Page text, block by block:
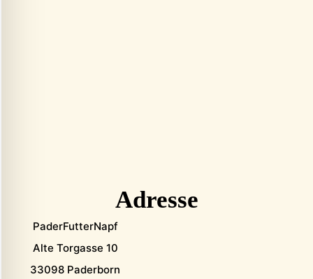
Adresse
PaderFutterNapf
Alte Torgasse 10
33098 Paderborn